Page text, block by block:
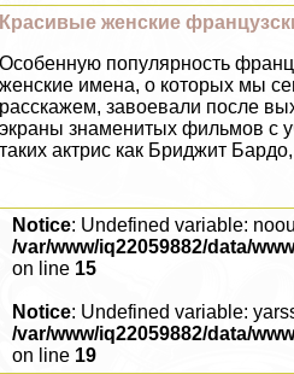
Красивые женские
Особенную популярность
женские имена, о которых мы
расскажем, завоевали после
экраны знаменитых фильмов с
таких актрис как Бриджит
Notice: Undefined variable:
/var/www/iq22059882/data/
on line 15
Notice: Undefined variable:
/var/www/iq22059882/data/
on line 19